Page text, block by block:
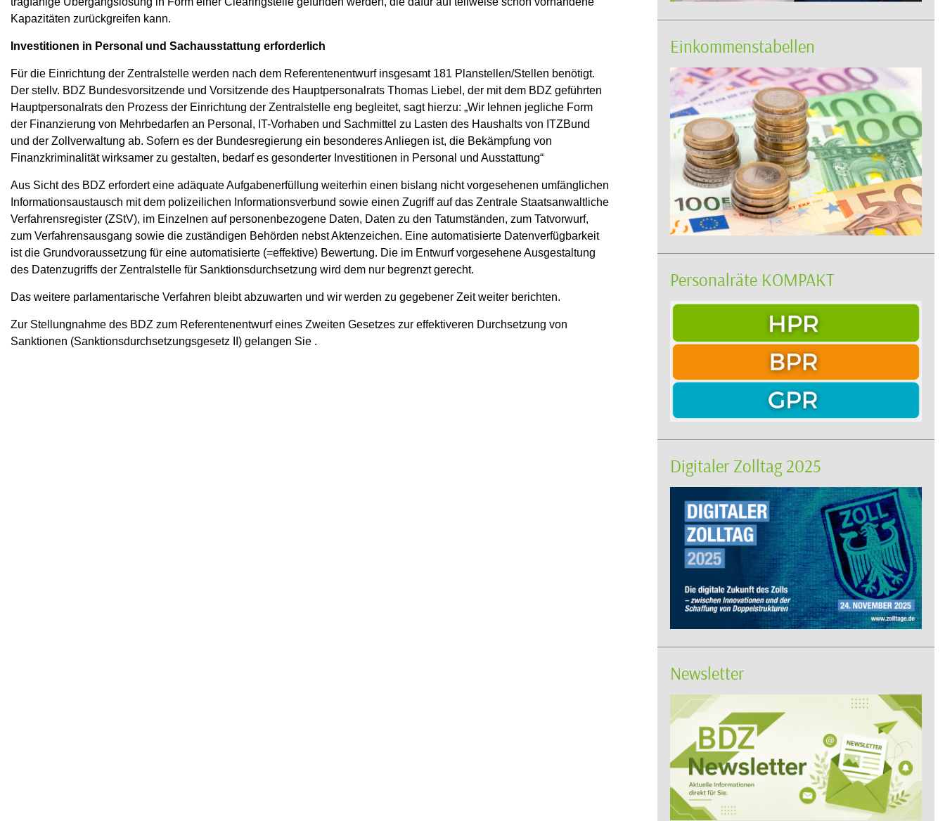
Kapazitäten zurückgreifen kann.
Investitionen in Personal und Sachausstattung erforderlich
Für die Einrichtung der Zentralstelle werden nach dem Referentenentwurf insgesamt 181 Planstellen/Stellen benötigt.
Der stellv. BDZ Bundesvorsitzende und Vorsitzende des Hauptpersonalrats Thomas Liebel, der mit dem BDZ geführten
Hauptpersonalrats den Prozess der Einrichtung der Zentralstelle eng begleitet, sagt hierzu: „Wir lehnen jegliche Form
der Finanzierung von Mehrbedarfen an Personal, IT-Vorhaben und Sachmittel zu Lasten des Haushalts von ITZBund
und der Zollverwaltung ab. Sofern es der Bundesregierung ein besonderes Anliegen ist, die Bekämpfung von
Finanzkriminalität wirksamer zu gestalten, bedarf es gesonderter Investitionen in Personal und Ausstattung“
Aus Sicht des BDZ erfordert eine adäquate Aufgabenerfüllung weiterhin einen bislang nicht vorgesehenen umfänglichen
Informationsaustausch mit dem polizeilichen Informationsverbund sowie einen Zugriff auf das Zentrale Staatsanwaltliche
Verfahrensregister (ZStV), im Einzelnen auf personenbezogene Daten, Daten zu den Tatumständen, zum Tatvorwurf,
zum Verfahrensausgang sowie die zuständigen Behörden nebst Aktenzeichen. Eine automatisierte Datenverfügbarkeit
ist die Grundvoraussetzung für eine automatisierte (=effektive) Bewertung. Die im Entwurf vorgesehene Ausgestaltung
des Datenzugriffs der Zentralstelle für Sanktionsdurchsetzung wird dem nur begrenzt gerecht.
Das weitere parlamentarische Verfahren bleibt abzuwarten und wir werden zu gegebener Zeit weiter berichten.
Zur Stellungnahme des BDZ zum Referentenentwurf eines Zweiten Gesetzes zur effektiveren Durchsetzung von
Sanktionen (Sanktionsdurchsetzungsgesetz II) gelangen Sie .
Einkommenstabellen
Personalräte KOMPAKT
Digitaler Zolltag 2025
Newsletter